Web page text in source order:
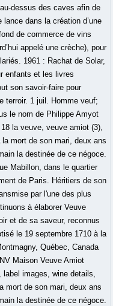
dessus des caves afin de
dans la création d’une
de commerce de vins
appelé une crèche), pour
1961 : Rachat de Solar,
enfants et les livres
son savoir-faire pour
terroir. 1 juil. Homme veuf;
le nom de Philippe Amyot
la veuve, veuve amiot (3),
mort de son mari, deux ans
la destinée de ce négoce.
Mabillon, dans le quartier
de Paris. Héritiers de son
par l'une des plus
à élaborer Veuve
et de sa saveur, reconnus
le 19 septembre 1710 à la
Québec, Canada
Maison Veuve Amiot
images, wine details,
mort de son mari, deux ans
la destinée de ce négoce.